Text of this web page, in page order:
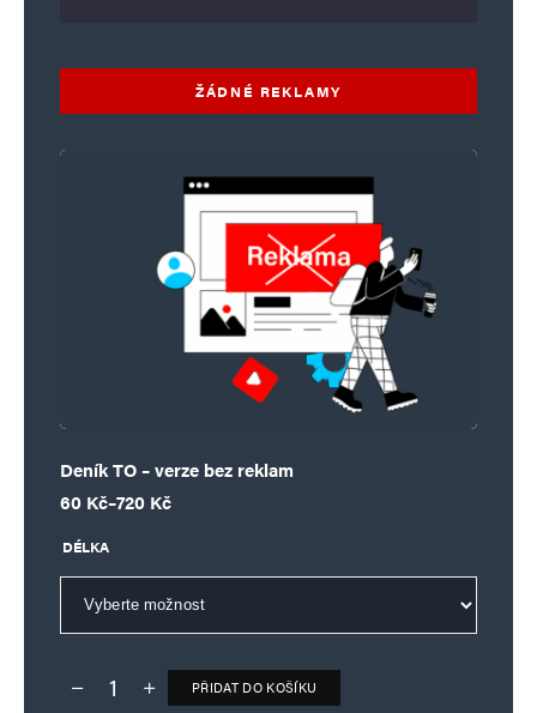
ŽÁDNÉ REKLAMY
Deník TO – verze bez reklam
60 Kč–720 Kč
Rozpětí cen: 60 Kč až 720 Kč
DÉLKA
Deník TO – verze bez reklam množství
PŘIDAT DO KOŠÍKU